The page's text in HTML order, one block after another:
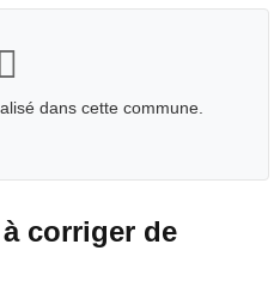
dans cette commune.
corriger de